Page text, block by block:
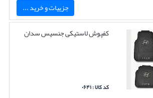
جزییات و خرید ...
کفپوش لاستیکی جنسیس سدان
کد کالا : ۰۶۴۱